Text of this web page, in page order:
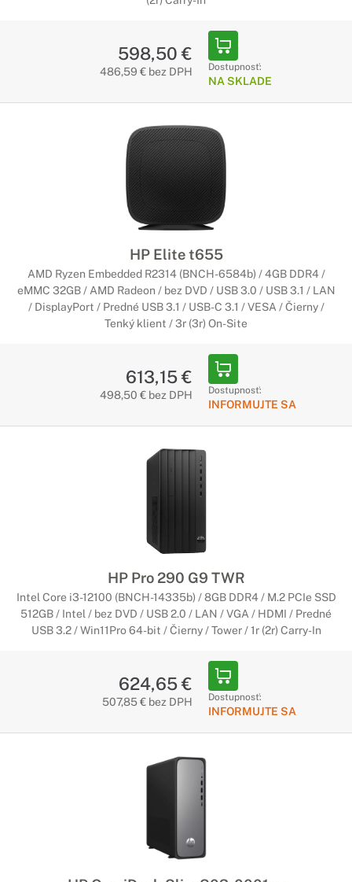
598,50 €
486,59 € bez DPH Dostupnosť:
NA SKLADE
HP Elite t655
AMD Ryzen Embedded R2314 (BNCH-6584b) / 4GB DDR4 /
eMMC 32GB / AMD Radeon / bez DVD / USB 3.0 / USB 3.1 / LAN
/ DisplayPort / Predné USB 3.1 / USB-C 3.1 / VESA / Čierny /
Tenký klient / 3r (3r) On-Site
613,15 €
498,50 € bez DPH Dostupnosť:
INFORMUJTE SA
HP Pro 290 G9 TWR
Intel Core i3-12100 (BNCH-14335b) / 8GB DDR4 / M.2 PCIe SSD
512GB / Intel / bez DVD / USB 2.0 / LAN / VGA / HDMI / Predné
USB 3.2 / Win11Pro 64-bit / Čierny / Tower / 1r (2r) Carry-In
624,65 €
507,85 € bez DPH Dostupnosť:
INFORMUJTE SA